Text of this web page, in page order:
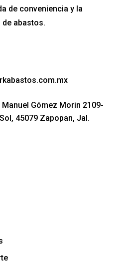
de conveniencia y la
abastos.
Gómez Morin 2109-
45079 Zapopan, Jal.